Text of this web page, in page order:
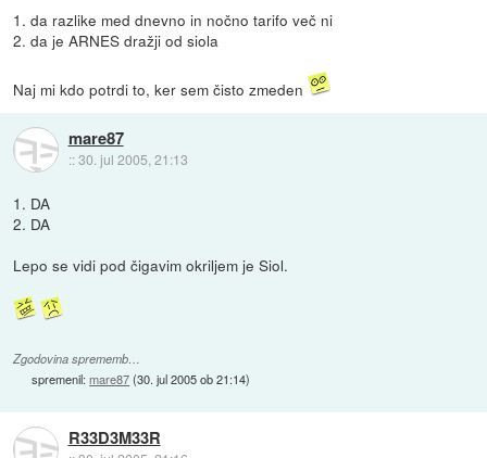
1. da razlike med dnevno in nočno tarifo več ni
2. da je ARNES dražji od siola
Naj mi kdo potrdi to, ker sem čisto zmeden
mare87
::30. jul 2005, 21:13
1. DA
2. DA
Lepo se vidi pod čigavim okriljem je Siol.
Zgodovina sprememb…
spremenil:mare87(30. jul 2005 ob 21:14)
R33D3M33R